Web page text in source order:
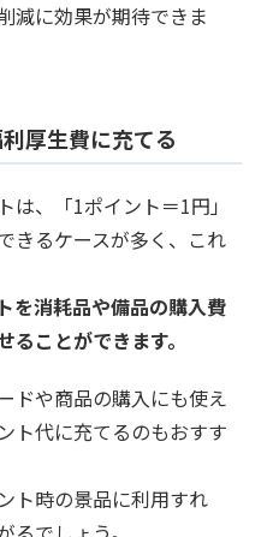
減に効果が期待できま
厚生費に充てる
は、「1ポイント＝1円」
きるケースが多く、これ
を消耗品や備品の購入費
ことができます。
ドや商品の購入にも使え
ト代に充てるのもおすす
ト時の景品に利用すれ